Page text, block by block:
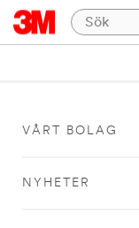
VÅRT BOLAG
NYHETER